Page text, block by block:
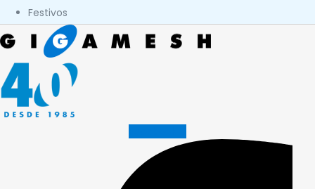
Festivos